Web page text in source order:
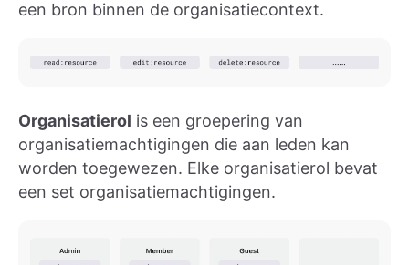
een bron binnen de organisatiecontext.
Organisatierol is een groepering van
organisatiemachtigingen die aan leden kan
worden toegewezen. Elke organisatierol bevat
een set organisatiemachtigingen.